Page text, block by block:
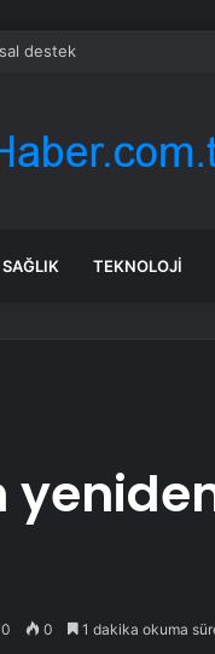
destek
SAĞLIK TEKNOLOJI
0 0 1 dakika okuma